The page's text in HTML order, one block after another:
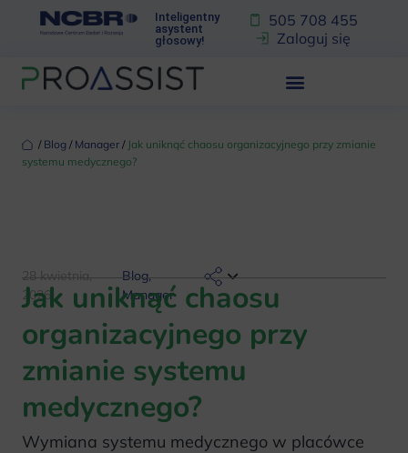
Inteligentny
asystent
głosowy!
505 708 455
Zaloguj się
‏‏‎ ‎/‏‏‎ ‎ Blog ‏‏‎ ‎/‏‏‎ ‎ Manager ‏‏‎ ‎/‏‏‎ ‎ Jak uniknąć chaosu organizacyjnego przy zmianie
systemu medycznego?
28 kwietnia,
2026
Blog,
Manager
Jak uniknąć chaosu
organizacyjnego przy
zmianie systemu
medycznego?
Wymiana systemu medycznego w placówce